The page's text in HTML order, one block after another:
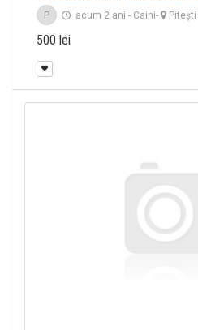
P acum 2 ani - Caini- Piteşti
500 lei